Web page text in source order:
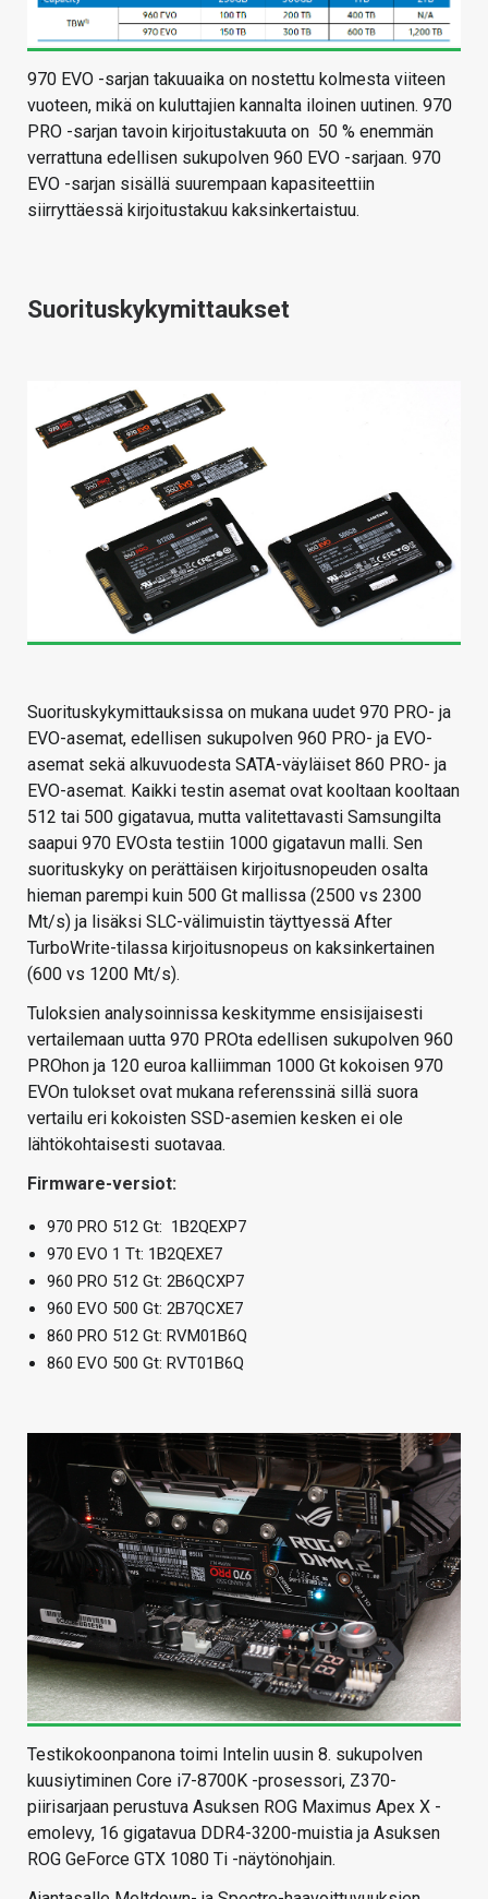
970 EVO -sarjan takuuaika on nostettu kolmesta viiteen
vuoteen, mikä on kuluttajien kannalta iloinen uutinen. 970
PRO -sarjan tavoin kirjoitustakuuta on 50 % enemmän
verrattuna edellisen sukupolven 960 EVO -sarjaan. 970
EVO -sarjan sisällä suurempaan kapasiteettiin
siirryttäessä kirjoitustakuu kaksinkertaistuu.
Suorituskykymittaukset
Suorituskykymittauksissa on mukana uudet 970 PRO- ja
EVO-asemat, edellisen sukupolven 960 PRO- ja EVO-
asemat sekä alkuvuodesta SATA-väyläiset 860 PRO- ja
EVO-asemat. Kaikki testin asemat ovat kooltaan kooltaan
512 tai 500 gigatavua, mutta valitettavasti Samsungilta
saapui 970 EVOsta testiin 1000 gigatavun malli. Sen
suorituskyky on perättäisen kirjoitusnopeuden osalta
hieman parempi kuin 500 Gt mallissa (2500 vs 2300
Mt/s) ja lisäksi SLC-välimuistin täyttyessä After
TurboWrite-tilassa kirjoitusnopeus on kaksinkertainen
(600 vs 1200 Mt/s).
Tuloksien analysoinnissa keskitymme ensisijaisesti
vertailemaan uutta 970 PROta edellisen sukupolven 960
PROhon ja 120 euroa kalliimman 1000 Gt kokoisen 970
EVOn tulokset ovat mukana referenssinä sillä suora
vertailu eri kokoisten SSD-asemien kesken ei ole
lähtökohtaisesti suotavaa.
Firmware-versiot:
970 PRO 512 Gt: 1B2QEXP7
970 EVO 1 Tt: 1B2QEXE7
960 PRO 512 Gt: 2B6QCXP7
960 EVO 500 Gt: 2B7QCXE7
860 PRO 512 Gt: RVM01B6Q
860 EVO 500 Gt: RVT01B6Q
Testikokoonpanona toimi Intelin uusin 8. sukupolven
kuusiytiminen Core i7-8700K -prosessori, Z370-
piirisarjaan perustuva Asuksen ROG Maximus Apex X -
emolevy, 16 gigatavua DDR4-3200-muistia ja Asuksen
ROG GeForce GTX 1080 Ti -näytönohjain.